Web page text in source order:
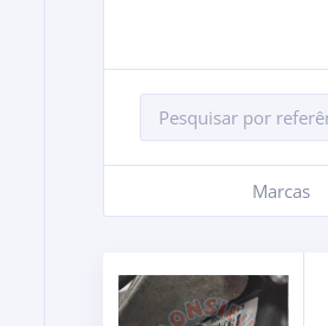
Marcas
+